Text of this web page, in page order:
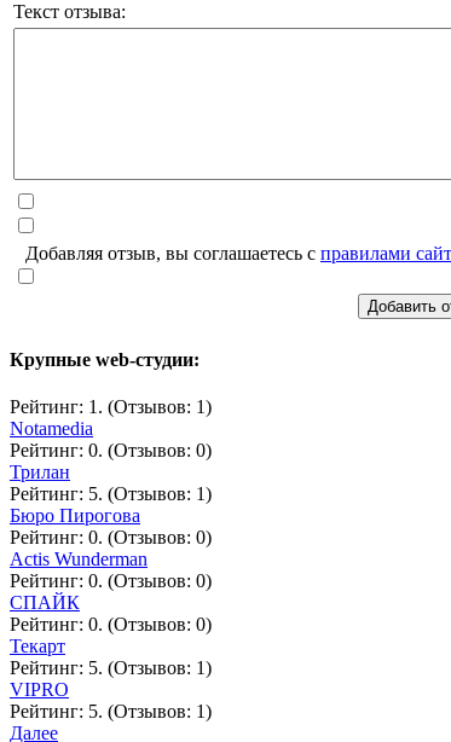
Текст отзыва:
Добавляя отзыв, вы соглашаетесь с правилами
Добавить
Крупные web-студии:
Рейтинг: 1. (Отзывов: 1)
Notamedia
Рейтинг: 0. (Отзывов: 0)
Трилан
Рейтинг: 5. (Отзывов: 1)
Бюро Пирогова
Рейтинг: 0. (Отзывов: 0)
Actis Wunderman
Рейтинг: 0. (Отзывов: 0)
СПАЙК
Рейтинг: 0. (Отзывов: 0)
Текарт
Рейтинг: 5. (Отзывов: 1)
VIPRO
Рейтинг: 5. (Отзывов: 1)
Далее